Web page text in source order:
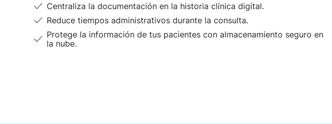
Centraliza la documentación en la historia clínica digital.
Reduce tiempos administrativos durante la consulta.
Protege la información de tus pacientes con almacenamiento seguro en
la nube.